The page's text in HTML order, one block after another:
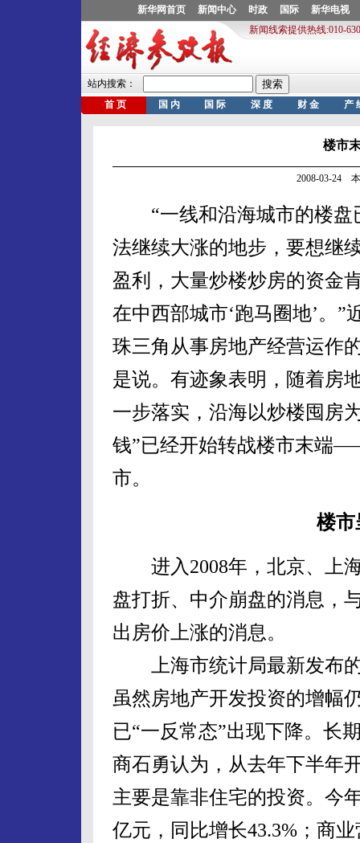
楼市
2008-03-24
“一线和沿海城市的楼盘
法继续大涨的地步，要想继
盈利，大量炒楼炒房的资金
在中西部城市‘跑马圈地’。”
珠三角从事房地产经营运作
是说。有迹象表明，随着房
一步落实，沿海以炒楼囤房
钱”已经开始转战楼市末端
市。
楼市
进入2008年，北京、上海
盘打折、中介崩盘的消息，
出房价上涨的消息。
上海市统计局最新发布的
虽然房地产开发投资的增幅
已“一反常态”出现下降。长
商石勇认为，从去年下半年
主要是靠非住宅的投资。今
亿元，同比增长43.3%；商